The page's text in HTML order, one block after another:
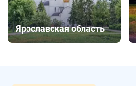
Ярославская область